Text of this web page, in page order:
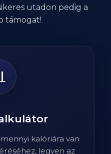
utadon pedig a
támogat!
kalóriára van
legyen az